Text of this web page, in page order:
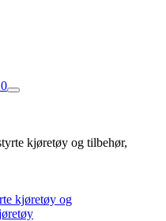
0
kjøretøy og tilbehør,
kjøretøy og